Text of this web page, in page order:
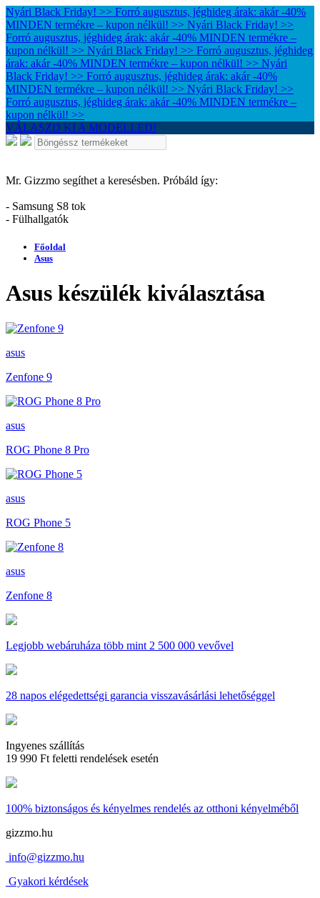
Nyári Black Friday! >> Forró augusztus, jéghideg árak: akár -40%
MINDEN termékre – kupon nélkül! >> Nyári Black Friday! >>
Forró augusztus, jéghideg árak: akár -40% MINDEN termékre –
kupon nélkül! >> Nyári Black Friday! >> Forró augusztus, jéghideg
árak: akár -40% MINDEN termékre – kupon nélkül! >> Nyári
Black Friday! >> Forró augusztus, jéghideg árak: akár -40%
MINDEN termékre – kupon nélkül! >> Nyári Black Friday! >>
Forró augusztus, jéghideg árak: akár -40% MINDEN termékre –
kupon nélkül! >>
VÁLASZD KI A MODELLED!
Mr. Gizzmo segíthet a keresésben. Próbáld így:
- Samsung S8 tok
- Fülhallgatók
Főoldal
Asus
Asus készülék kiválasztása
asus
Zenfone 9
asus
ROG Phone 8 Pro
asus
ROG Phone 5
asus
Zenfone 8
Legjobb webáruháza több mint 2 500 000 vevővel
28 napos elégedettségi garancia visszavásárlási lehetőséggel
Ingyenes szállítás
19 990 Ft feletti rendelések esetén
100% biztonságos és kényelmes rendelés az otthoni kényelméből
gizzmo.hu
info@gizzmo.hu
Gyakori kérdések